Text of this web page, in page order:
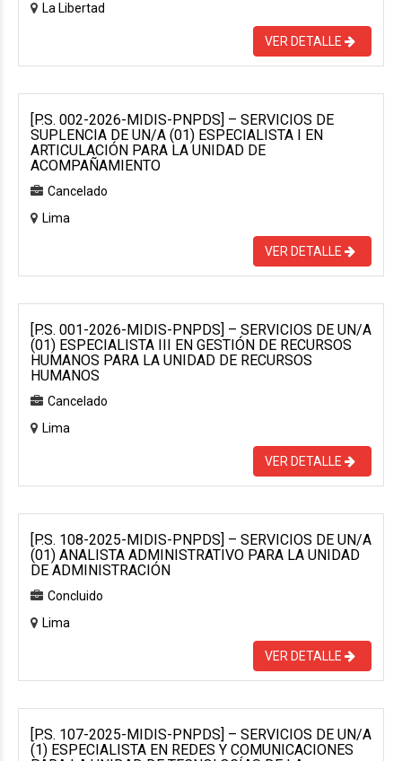
La Libertad
VER DETALLE
[P.S. 002-2026-MIDIS-PNPDS] – SERVICIOS DE
SUPLENCIA DE UN/A (01) ESPECIALISTA I EN
ARTICULACIÓN PARA LA UNIDAD DE
ACOMPAÑAMIENTO
Cancelado
Lima
VER DETALLE
[P.S. 001-2026-MIDIS-PNPDS] – SERVICIOS DE UN/A
(01) ESPECIALISTA III EN GESTIÓN DE RECURSOS
HUMANOS PARA LA UNIDAD DE RECURSOS
HUMANOS
Cancelado
Lima
VER DETALLE
[P.S. 108-2025-MIDIS-PNPDS] – SERVICIOS DE UN/A
(01) ANALISTA ADMINISTRATIVO PARA LA UNIDAD
DE ADMINISTRACIÓN
Concluido
Lima
VER DETALLE
[P.S. 107-2025-MIDIS-PNPDS] – SERVICIOS DE UN/A
(1) ESPECIALISTA EN REDES Y COMUNICACIONES